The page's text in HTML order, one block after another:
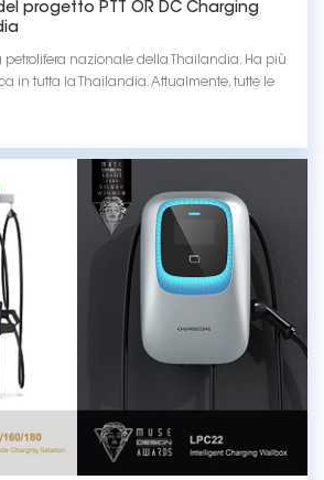
progetto PTT OR DC Charging
petrolifera nazionale della Thailandia. Ha più
in tutta la Thailandia. Attualmente, tutte le